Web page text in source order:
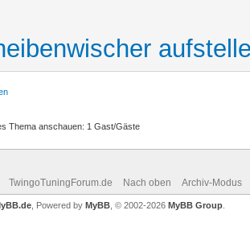
Thema anschauen: 1 Gast/Gäste
TwingoTuningForum.de Nach oben Archiv-Modus
, Powered by MyBB , © 2002-2026 MyBB Group